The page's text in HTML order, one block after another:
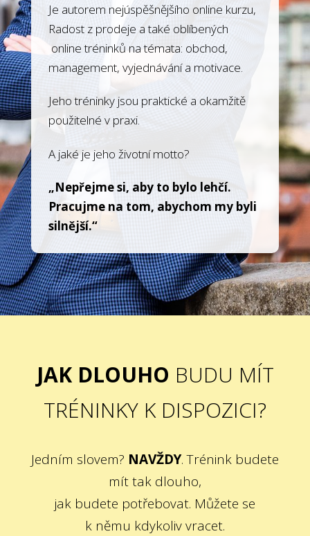
Je autorem nejúspěšnějšího online kurzu,
Radost z prodeje a také oblíbených
online tréninků na témata: obchod,
management, vyjednávání a motivace.
Jeho tréninky jsou praktické a okamžitě
použitelné v praxi.
A jaké je jeho životní motto?
„Nepřejme si, aby to bylo lehčí.
Pracujme na tom, abychom my byli
silnější.“
JAK DLOUHO BUDU MÍT
TRÉNINKY K DISPOZICI?
Jedním slovem? NAVŽDY. Trénink budete
mít tak dlouho,
jak budete potřebovat. Můžete se
k němu kdykoliv vracet.